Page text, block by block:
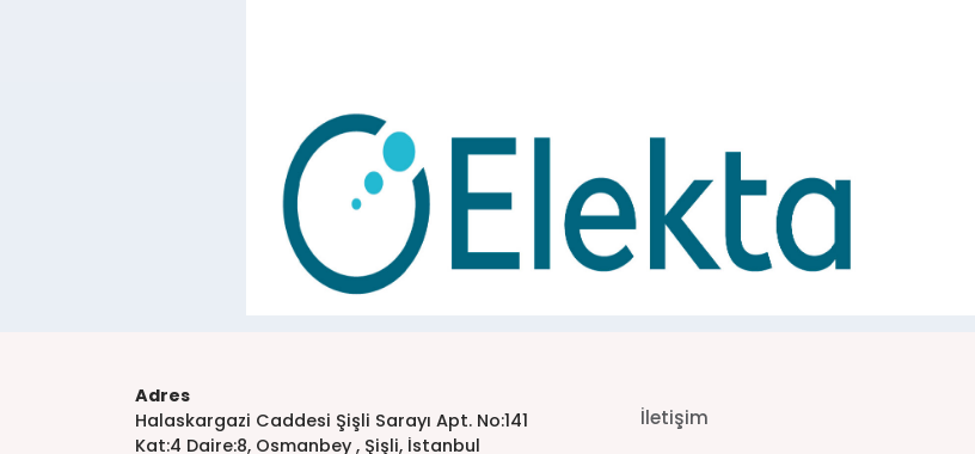
Adres
Halaskargazi Caddesi Şişli Sarayı Apt. No:141
Kat:4 Daire:8, Osmanbey , Şişli, İstanbul
İletişim